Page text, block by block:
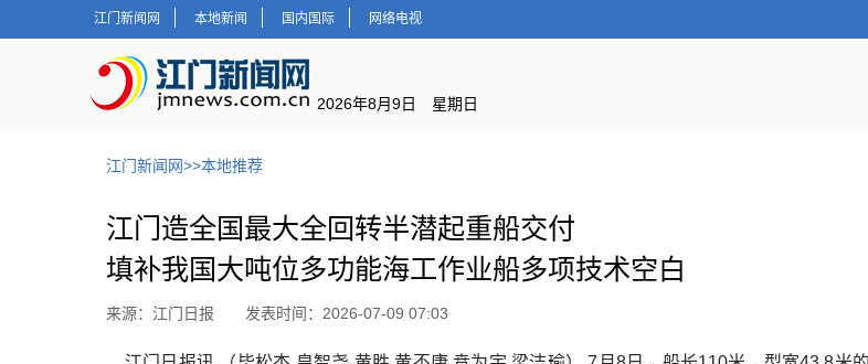
江门新闻网 本地新闻 国内国际 网络电视
2026年8月9日 星期日
江门新闻网>>本地推荐
江门造全国最大全回转半潜起重船交付
填补我国大吨位多功能海工作业船多项技术空白
来源：江门日报 发表时间：2026-07-09 07:03